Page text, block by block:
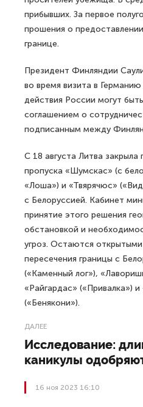
прибывших. За первое
прошения о
границе.
Президент Финляндии
во время визита в
действия России могут
соглашением о
подписанным между
С 18 августа Литва закрыла
пропуска «Шумскас» (с
«Лоша») и «Твярячюс»
с Белоруссией. Кабинет
принятие этого решения
обстановкой и
угроз. Остаются открытыми
пересечения границы с
(«Каменный лог»),
«Райгардас» («Привалка»)
(«Бенякони»).
ДАЛЕЕ
Исследование:
каникулы
16 ноя 2023 16:10